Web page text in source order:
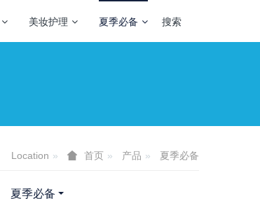
美妆护理 夏季必备 搜索
Location 首页 产品 夏季必备
夏季必备